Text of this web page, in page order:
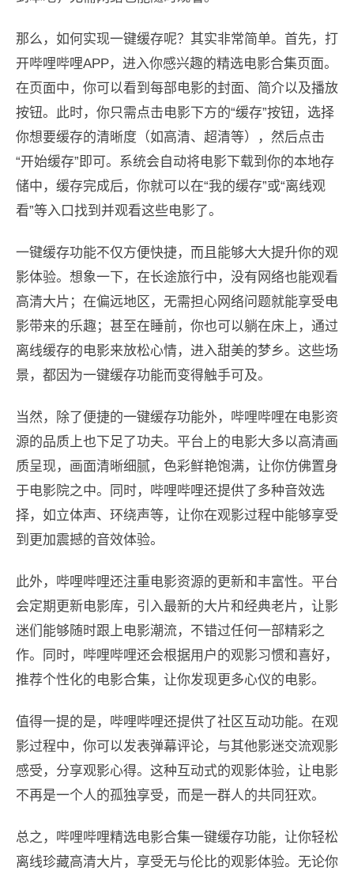
那么，如何实现一键缓存呢？其实非常简单。首先，打
开哔哩哔哩APP，进入你感兴趣的精选电影合集页面。
在页面中，你可以看到每部电影的封面、简介以及播放
按钮。此时，你只需点击电影下方的“缓存”按钮，选择
你想要缓存的清晰度（如高清、超清等），然后点击
“开始缓存”即可。系统会自动将电影下载到你的本地存
储中，缓存完成后，你就可以在“我的缓存”或“离线观
看”等入口找到并观看这些电影了。
一键缓存功能不仅方便快捷，而且能够大大提升你的观
影体验。想象一下，在长途旅行中，没有网络也能观看
高清大片；在偏远地区，无需担心网络问题就能享受电
影带来的乐趣；甚至在睡前，你也可以躺在床上，通过
离线缓存的电影来放松心情，进入甜美的梦乡。这些场
景，都因为一键缓存功能而变得触手可及。
当然，除了便捷的一键缓存功能外，哔哩哔哩在电影资
源的品质上也下足了功夫。平台上的电影大多以高清画
质呈现，画面清晰细腻，色彩鲜艳饱满，让你仿佛置身
于电影院之中。同时，哔哩哔哩还提供了多种音效选
择，如立体声、环绕声等，让你在观影过程中能够享受
到更加震撼的音效体验。
此外，哔哩哔哩还注重电影资源的更新和丰富性。平台
会定期更新电影库，引入最新的大片和经典老片，让影
迷们能够随时跟上电影潮流，不错过任何一部精彩之
作。同时，哔哩哔哩还会根据用户的观影习惯和喜好，
推荐个性化的电影合集，让你发现更多心仪的电影。
值得一提的是，哔哩哔哩还提供了社区互动功能。在观
影过程中，你可以发表弹幕评论，与其他影迷交流观影
感受，分享观影心得。这种互动式的观影体验，让电影
不再是一个人的孤独享受，而是一群人的共同狂欢。
总之，哔哩哔哩精选电影合集一键缓存功能，让你轻松
离线珍藏高清大片，享受无与伦比的观影体验。无论你